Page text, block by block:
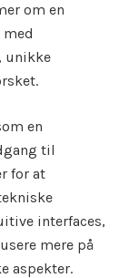
om en
unikke
en
til
for at
interfaces,
mere på
aspekter.